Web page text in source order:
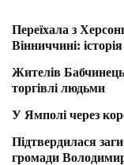
Переїхала з
Вінниччині:
Жителів
торгівлі людьми
У Ямполі через
Підтвердилася
громади